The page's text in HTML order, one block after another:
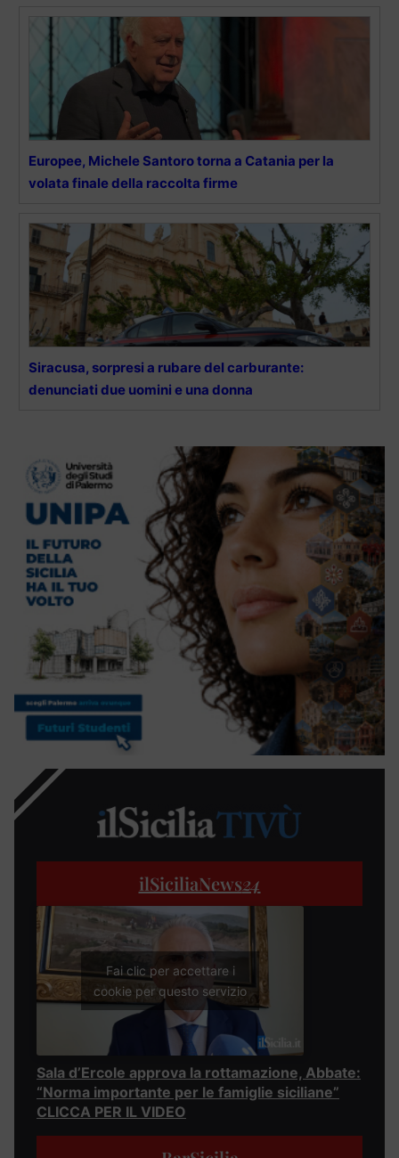
Europee, Michele Santoro torna a Catania per la
volata finale della raccolta firme
Siracusa, sorpresi a rubare del carburante:
denunciati due uomini e una donna
ilSiciliaNews24
Fai clic per accettare i
cookie per questo servizio
Sala d’Ercole approva la rottamazione, Abbate:
“Norma importante per le famiglie siciliane”
CLICCA PER IL VIDEO